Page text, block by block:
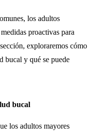
los adultos
proactivas para
exploraremos cómo
bucal y qué se puede
bucal
los adultos mayores